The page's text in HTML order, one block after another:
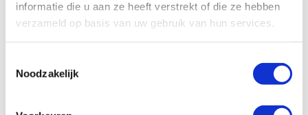
informatie die u aan ze heeft verstrekt of die ze hebben
verzameld op basis van uw gebruik van hun services.
Noodzakelijk